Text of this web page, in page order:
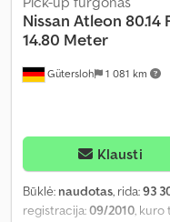
Gütersloh 1 081 km
Nissan Atleon 80.14
14.80 Meter
Klausti
Būklė: naudotas, rida:93
registracija:09/2010, kuro